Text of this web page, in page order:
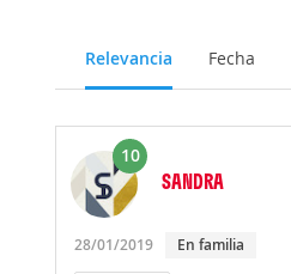
Relevancia Fecha
10
SANDRA
28/01/2019 En familia